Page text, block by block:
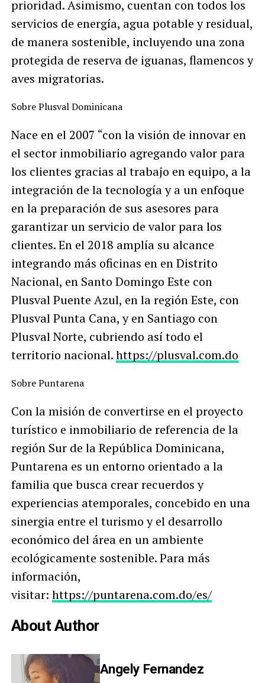
prioridad. Asimismo, cuentan con todos los
servicios de energía, agua potable y residual,
de manera sostenible, incluyendo una zona
protegida de reserva de iguanas, flamencos y
aves migratorias.
Sobre Plusval Dominicana
Nace en el 2007 “con la visión de innovar en
el sector inmobiliario agregando valor para
los clientes gracias al trabajo en equipo, a la
integración de la tecnología y a un enfoque
en la preparación de sus asesores para
garantizar un servicio de valor para los
clientes. En el 2018 amplía su alcance
integrando más oficinas en en Distrito
Nacional, en Santo Domingo Este con
Plusval Puente Azul, en la región Este, con
Plusval Punta Cana, y en Santiago con
Plusval Norte, cubriendo así todo el
territorio nacional.https://plusval.com.do
Sobre Puntarena
Con la misión de convertirse en el proyecto
turístico e inmobiliario de referencia de la
región Sur de la República Dominicana,
Puntarena es un entorno orientado a la
familia que busca crear recuerdos y
experiencias atemporales, concebido en una
sinergia entre el turismo y el desarrollo
económico del área en un ambiente
ecológicamente sostenible. Para más
información,
visitar: https://puntarena.com.do/es/
About Author
Angely Fernandez